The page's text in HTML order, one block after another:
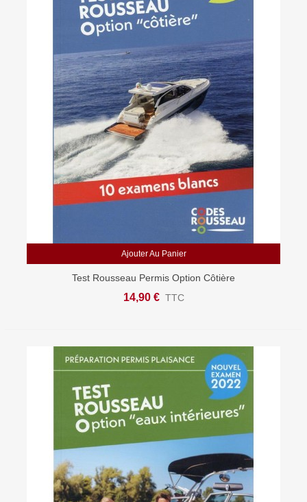
Ajouter Au Panier
Test Rousseau Permis Option Côtière
14,90 € TTC